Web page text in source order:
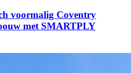
voormalig Coventry
met SMARTPLY